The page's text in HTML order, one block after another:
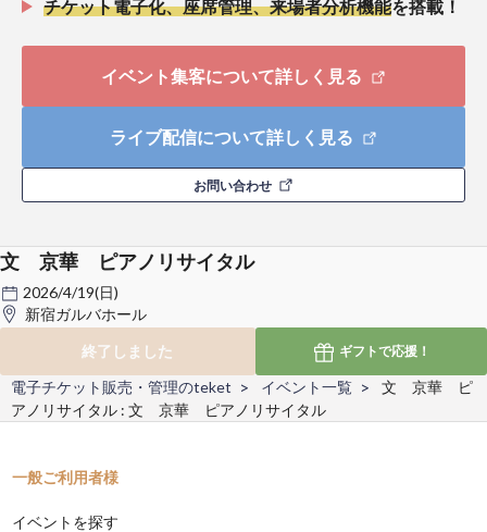
チケット電子化、座席管理、来場者分析機能を搭載！
イベント集客について詳しく見る
ライブ配信について詳しく見る
お問い合わせ
文 京華 ピアノリサイタル
2026/4/19(日)
新宿ガルバホール
終了しました
ギフトで応援！
電子チケット販売・管理のteket イベント一覧
文 京華 ピ
アノリサイタル : 文 京華 ピアノリサイタル
一般ご利用者様
イベントを探す